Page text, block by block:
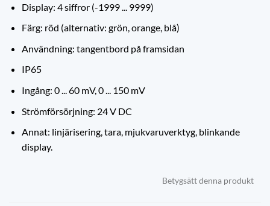
Display: 4 siffror (-1999 ... 9999)
Färg: röd (alternativ: grön, orange, blå)
Användning: tangentbord på framsidan
IP65
Ingång: 0 ... 60 mV, 0 ... 150 mV
Strömförsörjning: 24 V DC
Annat: linjärisering, tara, mjukvaruverktyg, blinkande
display.
Betygsätt denna produkt